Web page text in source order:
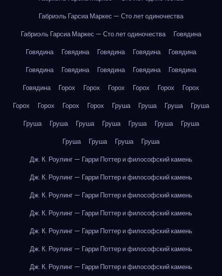
Габриэль Гарсиа Маркес — Сто лет одиночества
Габриэль Гарсиа Маркес — Сто лет одиночества
Говядина
Говядина
Говядина Говядина Говядина
Говядина
Говядина
Говядина Говядина Говядина
Говядина
Говядина
Горох Горох Горох Горох Горох
Горох
Горох
Горох Горох Горох Груша Груша Груша
Груша
Груша
Груша Груша Груша Груша Груша
Груша
Груша
Груша Груша
Груша
Дж. К. Роулинг — Гарри Поттер и философский камень
Дж. К. Роулинг — Гарри Поттер и философский камень
Дж. К. Роулинг — Гарри Поттер и философский камень
Дж. К. Роулинг — Гарри Поттер и философский камень
Дж. К. Роулинг — Гарри Поттер и философский камень
Дж. К. Роулинг — Гарри Поттер и философский камень
Дж. К. Роулинг — Гарри Поттер и философский камень